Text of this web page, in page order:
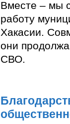
Вместе – мы
работу
Хакасии.
они
СВО.